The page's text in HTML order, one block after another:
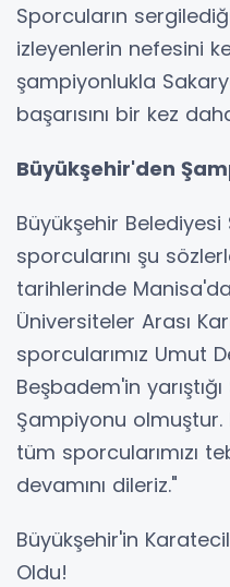
Sporcuların
izleyenlerin nefesini
şampiyonlukla
başarısını bir kez
Büyükşehir'den
Büyükşehir
sporcularını şu
tarihlerinde
Üniversiteler Arası
sporcularımız Umut
Beşbadem'in yarıştığı
Şampiyonu
tüm sporcularımızı
devamını dileriz."
Büyükşehir'in
Oldu!